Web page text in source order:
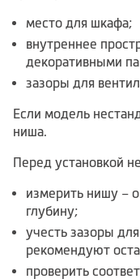
место для шкафа;
внутреннее
декоративными
зазоры для
Если модель
ниша.
Перед установкой
измерить нишу –
глубину;
учесть зазоры
рекомендуют
проверить